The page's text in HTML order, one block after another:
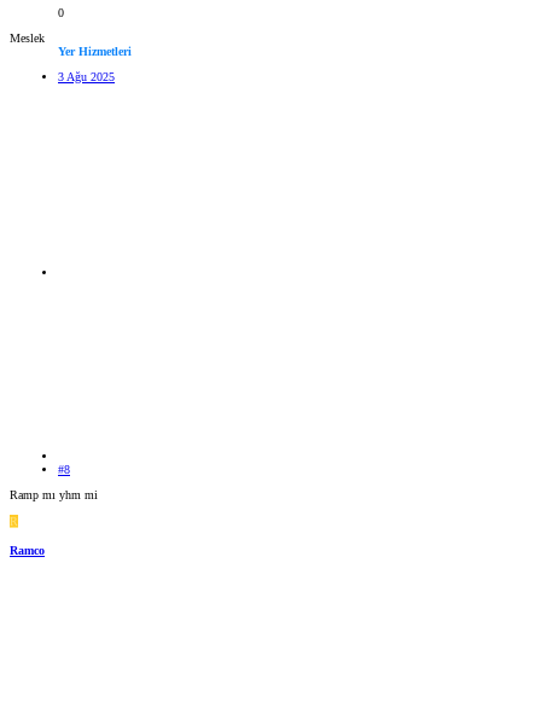
0
Meslek
Yer Hizmetleri
3 Ağu 2025
#8
Ramp mı yhm mi
R
Ramco